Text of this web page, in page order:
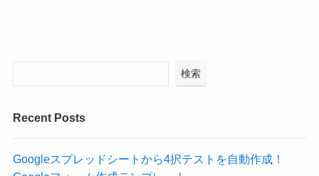
検索
Recent Posts
Googleスプレッドシートから4択テストを自動作成！